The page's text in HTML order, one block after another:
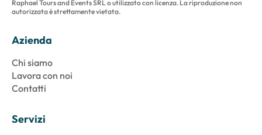
Raphael Tours and Events SRL o utilizzato con licenza. La riproduzione non
autorizzata è strettamente vietata.
Azienda
Chi siamo
Lavora con noi
Contatti
Servizi